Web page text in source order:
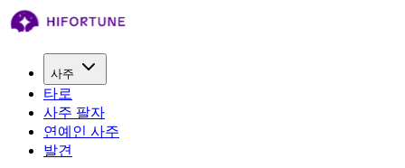
사주
타로
사주 팔자
연예인 사주
발견